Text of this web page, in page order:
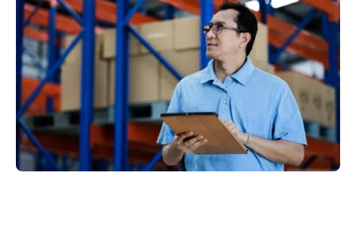
Quiénes Somos
Centro de Ayuda
Blog
ES-CL
Solicitar cotización